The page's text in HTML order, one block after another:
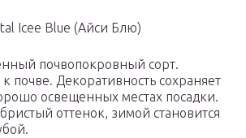
Icee Blue (Айси Блю)
почвопокровный сорт.
почве. Декоративность сохраняет
освещенных местах посадки.
оттенок, зимой становится